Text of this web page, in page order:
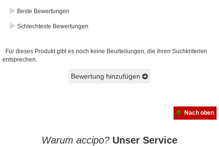
Beste Bewertungen
Schlechteste Bewertungen
Für dieses Produkt gibt es noch keine Beurteilungen, die ihren Suchkriterien
entsprechen.
Bewertung hinzufügen
Nach oben
Warum accipo? Unser Service